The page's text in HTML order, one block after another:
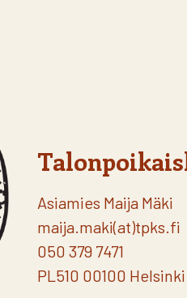
Asiamies Maija Mäki
maija.maki(at)tpks.fi
050 379 7471
PL510 00100 Helsinki